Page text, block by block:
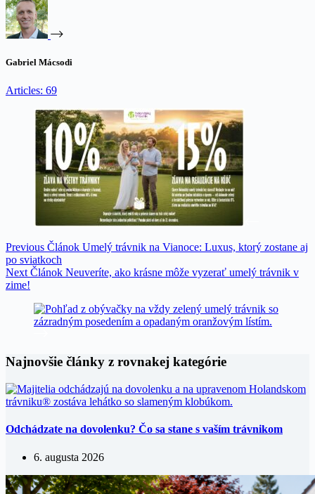
Gabriel Mácsodi
Articles: 69
Previous Článok Umelý trávnik na Vianoce: Luxus, ktorý zostane aj
po sviatkoch
Next Článok Neuveríte, ako krásne môže vyzerať umelý trávnik v
zime!
Najnovšie články z rovnakej kategórie
Odchádzate na dovolenku? Čo sa stane s vaším trávnikom
6. augusta 2026